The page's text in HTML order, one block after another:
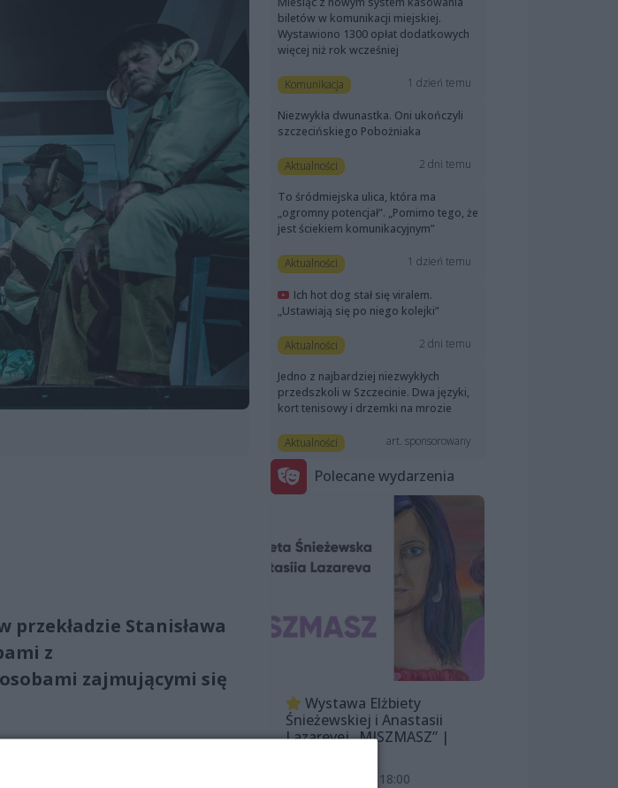
Stanisława
z
zajmującymi się
biletów w komunikacji miejskiej.
Wystawiono 1300 opłat dodatkowych
więcej niż rok wcześniej
Komunikacja 1 dzień temu
Niezwykła dwunastka. Oni ukończyli
szczecińskiego Pobożniaka
Aktualności 2 dni temu
To śródmiejska ulica, która ma
„ogromny potencjał”. „Pomimo tego, że
jest ściekiem komunikacyjnym”
Aktualności 1 dzień temu
Ich hot dog stał się viralem.
„Ustawiają się po niego kolejki”
Aktualności 2 dni temu
Jedno z najbardziej niezwykłych
przedszkoli w Szczecinie. Dwa języki,
kort tenisowy i drzemki na mrozie
Aktualności art. sponsorowany
Polecane wydarzenia
Wystawa Elżbiety
Śnieżewskiej i Anastasii
Lazarevej „MISZMASZ” |
7 sierpnia 2026, 18:00